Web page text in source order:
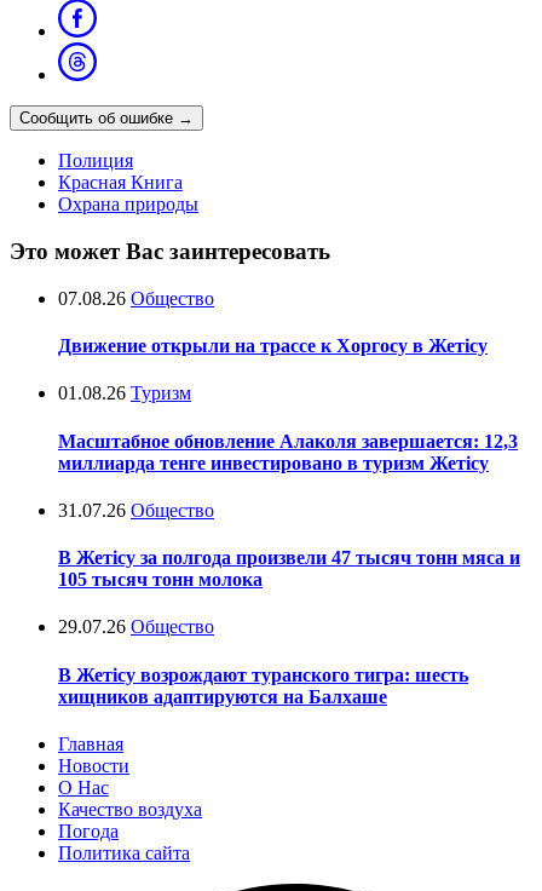
Сообщить об ошибке →
Полиция
Красная Книга
Охрана природы
Это может Вас заинтересовать
07.08.26 Общество
Движение открыли на трассе к Хоргосу в Жетісу
01.08.26 Туризм
Масштабное обновление Алаколя завершается: 12,3
миллиарда тенге инвестировано в туризм Жетісу
31.07.26 Общество
В Жетісу за полгода произвели 47 тысяч тонн мяса и
105 тысяч тонн молока
29.07.26 Общество
В Жетісу возрождают туранского тигра: шесть
хищников адаптируются на Балхаше
Главная
Новости
О Нас
Качество воздуха
Погода
Политика сайта